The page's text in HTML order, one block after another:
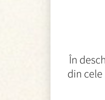
În
din cele